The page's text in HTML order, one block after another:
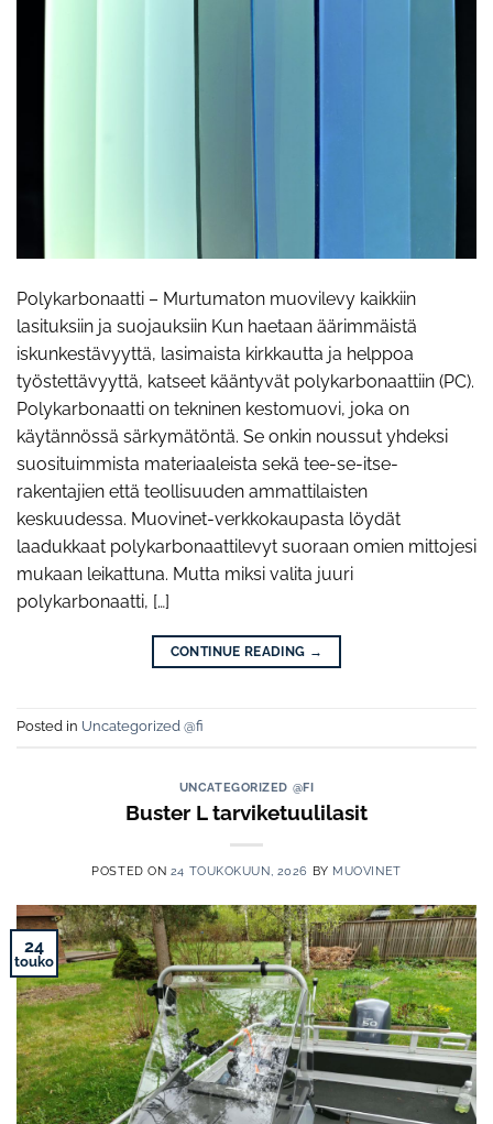
Polykarbonaatti – Murtumaton muovilevy kaikkiin
lasituksiin ja suojauksiin Kun haetaan äärimmäistä
iskunkestävyyttä, lasimaista kirkkautta ja helppoa
työstettävyyttä, katseet kääntyvät polykarbonaattiin (PC).
Polykarbonaatti on tekninen kestomuovi, joka on
käytännössä särkymätöntä. Se onkin noussut yhdeksi
suosituimmista materiaaleista sekä tee-se-itse-
rakentajien että teollisuuden ammattilaisten
keskuudessa. Muovinet-verkkokaupasta löydät
laadukkaat polykarbonaattilevyt suoraan omien mittojesi
mukaan leikattuna. Mutta miksi valita juuri
polykarbonaatti, […]
CONTINUE READING →
Posted in Uncategorized @fi
UNCATEGORIZED @FI
Buster L tarviketuulilasit
POSTED ON 24 TOUKOKUUN, 2026 BY MUOVINET
24
touko